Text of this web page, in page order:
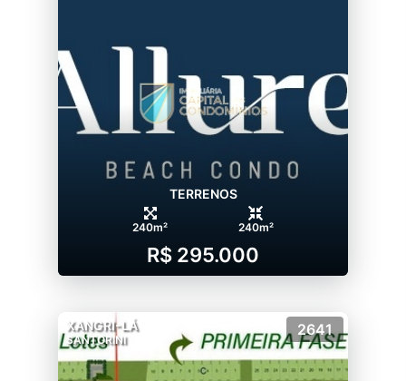
TERRENOS
240m² 240m²
R$ 295.000
XANGRI-LÁ
SANTORINI
2641